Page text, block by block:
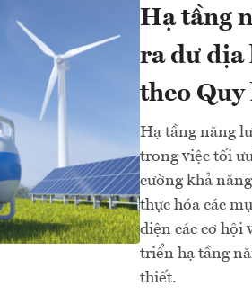
Hạ tầng
ra dư địa
theo
Hạ tầng năng
trong việc tối
cường khả
thực hóa các
diện các cơ hội
triển hạ tầng
thiết.